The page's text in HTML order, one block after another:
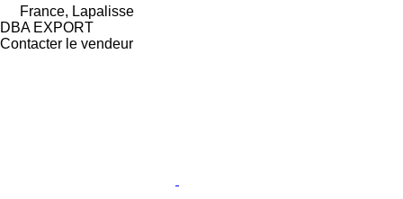
France, Lapalisse
DBA EXPORT
Contacter le vendeur